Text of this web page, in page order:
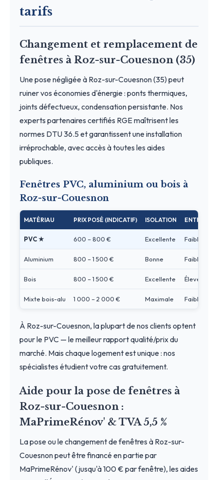
tarifs
Changement et remplacement de
fenêtres à Roz-sur-Couesnon (35)
Une pose négligée à Roz-sur-Couesnon (35) peut
ruiner vos économies d'énergie : ponts thermiques,
joints défectueux, condensation persistante. Nos
experts partenaires certifiés RGE maîtrisent les
normes DTU 36.5 et garantissent une installation
irréprochable, avec accès à toutes les aides
publiques.
Fenêtres PVC, aluminium ou bois à
Roz-sur-Couesnon
MATÉRIAU PRIX POSÉ (INDICATIF) ISOLATION ENTRETIEN
PVC ★ 600 – 800 € Excellente Faible
Aluminium 800 – 1 500 € Bonne Faible
Bois 800 – 1 500 € Excellente Élevé
Mixte bois-alu 1 000 – 2 000 € Maximale Faible
À Roz-sur-Couesnon, la plupart de nos clients optent
pour le PVC — le meilleur rapport qualité/prix du
marché. Mais chaque logement est unique : nos
spécialistes étudient votre cas gratuitement.
Aide pour la pose de fenêtres à
Roz-sur-Couesnon :
MaPrimeRénov' & TVA 5,5 %
La pose ou le changement de fenêtres à Roz-sur-
Couesnon peut être financé en partie par
MaPrimeRénov' (jusqu'à 100 € par fenêtre), les aides